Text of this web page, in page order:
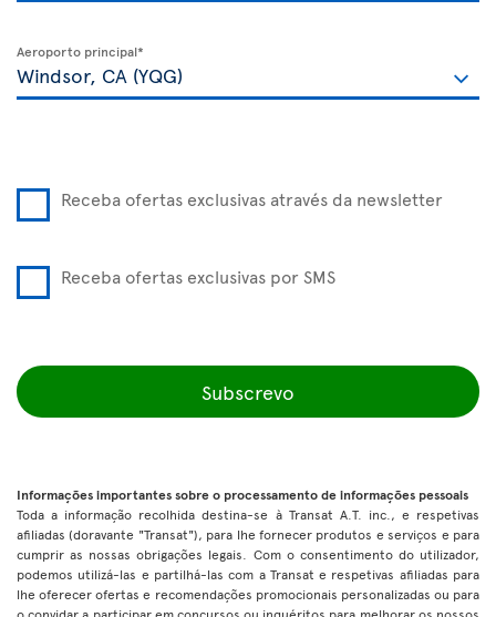
Aeroporto principal*
Receba ofertas exclusivas através da newsletter
Receba ofertas exclusivas por SMS
Subscrevo
Informações importantes sobre o processamento de informações pessoais
Toda a informação recolhida destina-se à Transat A.T. inc., e respetivas
afiliadas (doravante "Transat"), para lhe fornecer produtos e serviços e para
cumprir as nossas obrigações legais. Com o consentimento do utilizador,
podemos utilizá-las e partilhá-las com a Transat e respetivas afiliadas para
lhe oferecer ofertas e recomendações promocionais personalizadas ou para